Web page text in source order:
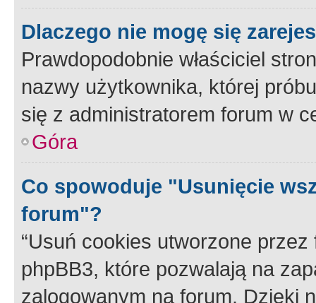
Dlaczego nie mogę się
Prawdopodobnie właściciel
nazwy użytkownika, której
się z administratorem forum w
Góra
Co spowoduje "Usunięcie
forum"?
“Usuń cookies utworzone
phpBB3, które pozwalają na
zalogowanym na forum. Dzięki